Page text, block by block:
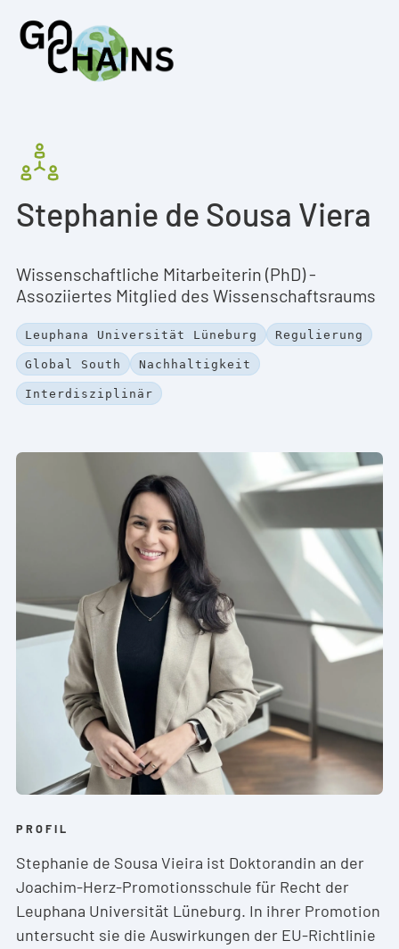
Stephanie de Sousa Viera
Wissenschaftliche Mitarbeiterin (PhD) -
Assoziiertes Mitglied des Wissenschaftsraums
Leuphana Universität Lüneburg Regulierung
Global South Nachhaltigkeit
Interdisziplinär
PROFIL
Stephanie de Sousa Vieira ist Doktorandin an der
Joachim-Herz-Promotionsschule für Recht der
Leuphana Universität Lüneburg. In ihrer Promotion
untersucht sie die Auswirkungen der EU-Richtlinie